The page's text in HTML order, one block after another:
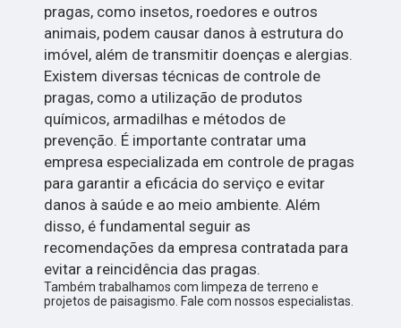
pragas, como insetos, roedores e outros
animais, podem causar danos à estrutura do
imóvel, além de transmitir doenças e alergias.
Existem diversas técnicas de controle de
pragas, como a utilização de produtos
químicos, armadilhas e métodos de
prevenção. É importante contratar uma
empresa especializada em controle de pragas
para garantir a eficácia do serviço e evitar
danos à saúde e ao meio ambiente. Além
disso, é fundamental seguir as
recomendações da empresa contratada para
evitar a reincidência das pragas.
Também trabalhamos com limpeza de terreno e
projetos de paisagismo. Fale com nossos especialistas.